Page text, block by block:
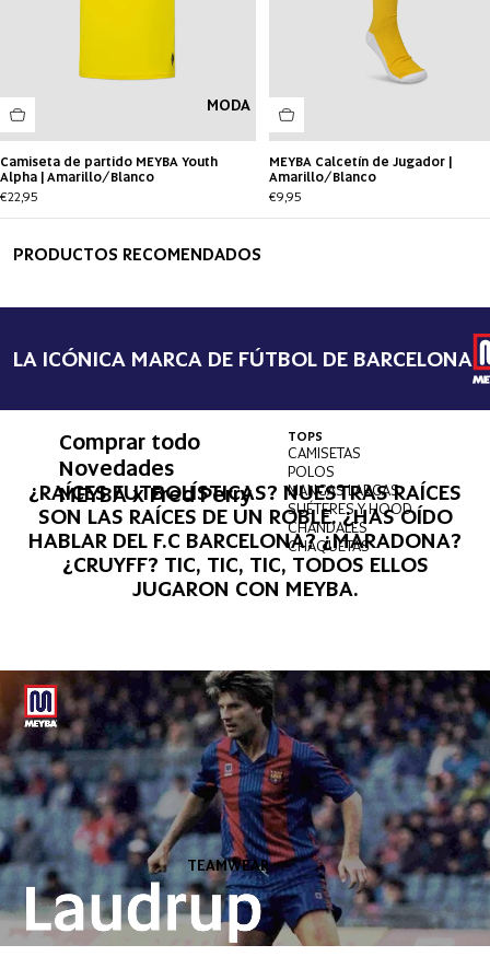
MODA
Comprar todo
Novedades
MEYBA x Fred Perry
TOPS
CAMISETAS
POLOS
MANGAS LARGAS
SUÉTERES Y HOODIES
CHÁNDALES
CHAQUETAS
TEAMWEAR
Camiseta de partido MEYBA Youth
Alpha | Amarillo/Blanco
€22,95
MEYBA Calcetín de Jugador |
Amarillo/Blanco
€9,95
PRODUCTOS RECOMENDADOS
LA ICÓNICA MARCA DE FÚTBOL DE BARCELONA
¿RAÍCES FUTBOLÍSTICAS? NUESTRAS RAÍCES
SON LAS RAÍCES DE UN ROBLE. ¿HAS OÍDO
HABLAR DEL F.C BARCELONA? ¿MARADONA?
¿CRUYFF? TIC, TIC, TIC, TODOS ELLOS
JUGARON CON MEYBA.